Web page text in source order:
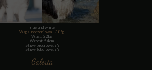
Galeria
Blue and white
Waga urodzeniowa - 386g
Waga: 22kg
Wzrost: 54cm
Stawy biodrowe: ???
Stawy łokciowe: ???